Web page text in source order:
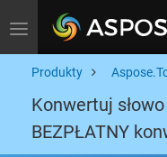
Toggle navigation
Produkty
Konwertuj
BEZPŁATNY